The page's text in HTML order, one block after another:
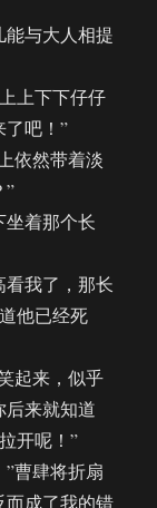
与大人相提
上下下仔仔
了吧！”
依然带着淡
”
着那个长
我了，那长
他已经死
起来，似乎
后来就知道
开呢！”
曹肆将折扇
而成了我的错